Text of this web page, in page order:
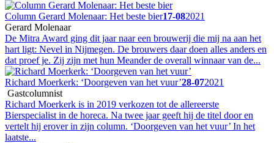
Column Gerard Molenaar: Het beste bier17-082021
Gerard Molenaar
De Mitra Award ging dit jaar naar een brouwerij die mij na aan het
hart ligt: Nevel in Nijmegen. De brouwers daar doen alles anders en
dat proef je. Zij zijn met hun Meander de overall winnaar van de...
Richard Moerkerk: ‘Doorgeven van het vuur’28-072021
Gastcolumnist
Richard Moerkerk is in 2019 verkozen tot de allereerste
Bierspecialist in de horeca. Na twee jaar geeft hij de titel door en
vertelt hij erover in zijn column. ‘Doorgeven van het vuur’ In het
laatste...